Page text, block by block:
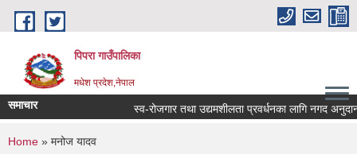
Skip to main content
पिपरा गाउँपालिका
मधेश प्रदेश,नेपाल
समाचार स्व-रोजगार तथा उद्यमशीलता प्रवर्धनका लागि नगद अनुदान
You are here
Home » मनोज यादव